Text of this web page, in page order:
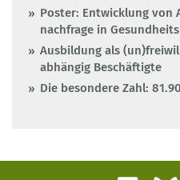
Poster: Entwicklung von
nachfrage in
Ausbildung als
abhängig Beschäftigte
Die besondere Zahl: